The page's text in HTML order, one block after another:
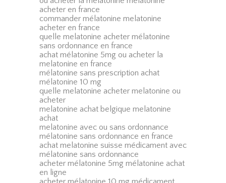
acheter en france
commander mélatonine melatonine
acheter en france
quelle melatonine acheter mélatonine
sans ordonnance en france
achat mélatonine 5mg ou acheter la
melatonine en france
mélatonine sans prescription achat
mélatonine 10 mg
quelle melatonine acheter melatonine ou
acheter
melatonine achat belgique melatonine
achat
melatonine avec ou sans ordonnance
mélatonine sans ordonnance en france
achat melatonine suisse médicament avec
mélatonine sans ordonnance
acheter mélatonine 5mg mélatonine achat
en ligne